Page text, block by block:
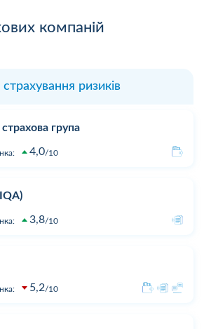
компаній
ризиків
група
4,0 10
3,8 10
5,2 10